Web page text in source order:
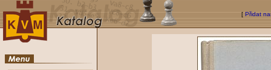
[ Přidat